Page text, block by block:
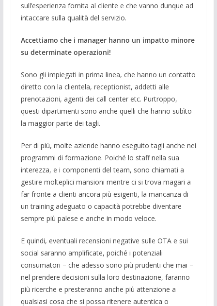
sull’esperienza fornita al cliente e che vanno dunque ad
intaccare sulla qualità del servizio.
Accettiamo che i manager hanno un impatto minore
su determinate operazioni!
Sono gli impiegati in prima linea, che hanno un contatto
diretto con la clientela, receptionist, addetti alle
prenotazioni, agenti dei call center etc. Purtroppo,
questi dipartimenti sono anche quelli che hanno subìto
la maggior parte dei tagli.
Per di più, molte aziende hanno eseguito tagli anche nei
programmi di formazione. Poiché lo staff nella sua
interezza, e i componenti del team, sono chiamati a
gestire molteplici mansioni mentre ci si trova magari a
far fronte a clienti ancora più esigenti, la mancanza di
un training adeguato o capacità potrebbe diventare
sempre più palese e anche in modo veloce.
E quindi, eventuali recensioni negative sulle OTA e sui
social saranno amplificate, poiché i potenziali
consumatori – che adesso sono più prudenti che mai –
nel prendere decisioni sulla loro destinazione, faranno
più ricerche e presteranno anche più attenzione a
qualsiasi cosa che si possa ritenere autentica o